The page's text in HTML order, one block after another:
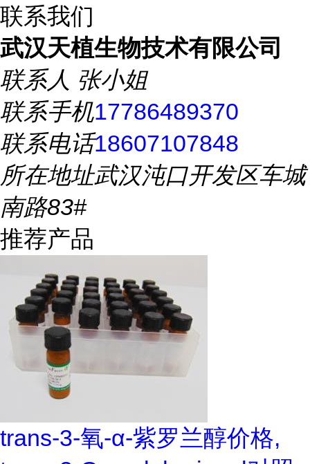
联系我们
武汉天植生物技术有限公司
联系人 张小姐
联系手机17786489370
联系电话18607107848
所在地址武汉沌口开发区车城
南路83#
推荐产品
trans-3-氧-α-紫罗兰醇价格,